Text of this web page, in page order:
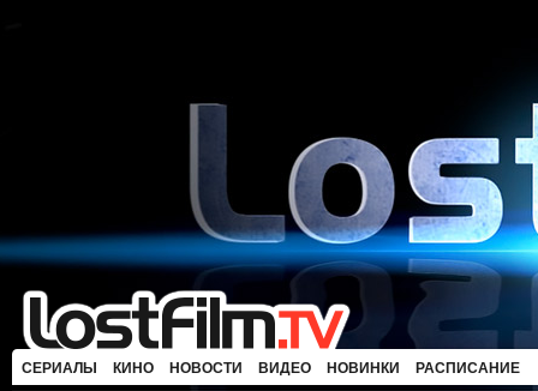
СЕРИАЛЫ КИНО НОВОСТИ ВИДЕО НОВИНКИ РАСПИСАНИЕ